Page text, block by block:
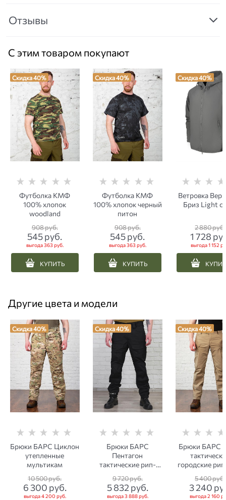
Отзывы
С этим товаром покупают
Скидка 40%
Футболка КМФ
100% хлопок
woodland
908 руб.
545 руб.
выгода363 руб.
КУПИТЬ
Скидка 40%
Футболка КМФ
100% хлопок черный
питон
908 руб.
545 руб.
выгода363 руб.
КУПИТЬ
Скидка 40%
Ветровка
Бриз Light
2 880 руб.
1 728
выгода1 152
Другие цвета и модели
Скидка 40%
Брюки БАРС Циклон
утепленные
мультикам
10 500 руб.
6 300 руб.
выгода4 200 руб.
Скидка 40%
Брюки БАРС
Пентагон
тактические рип-
9 720 руб.
5 832 руб.
выгода3 888 руб.
Скидка 40%
Брюки БАРС
городские
5 400 руб.
3 240
выгода2 160